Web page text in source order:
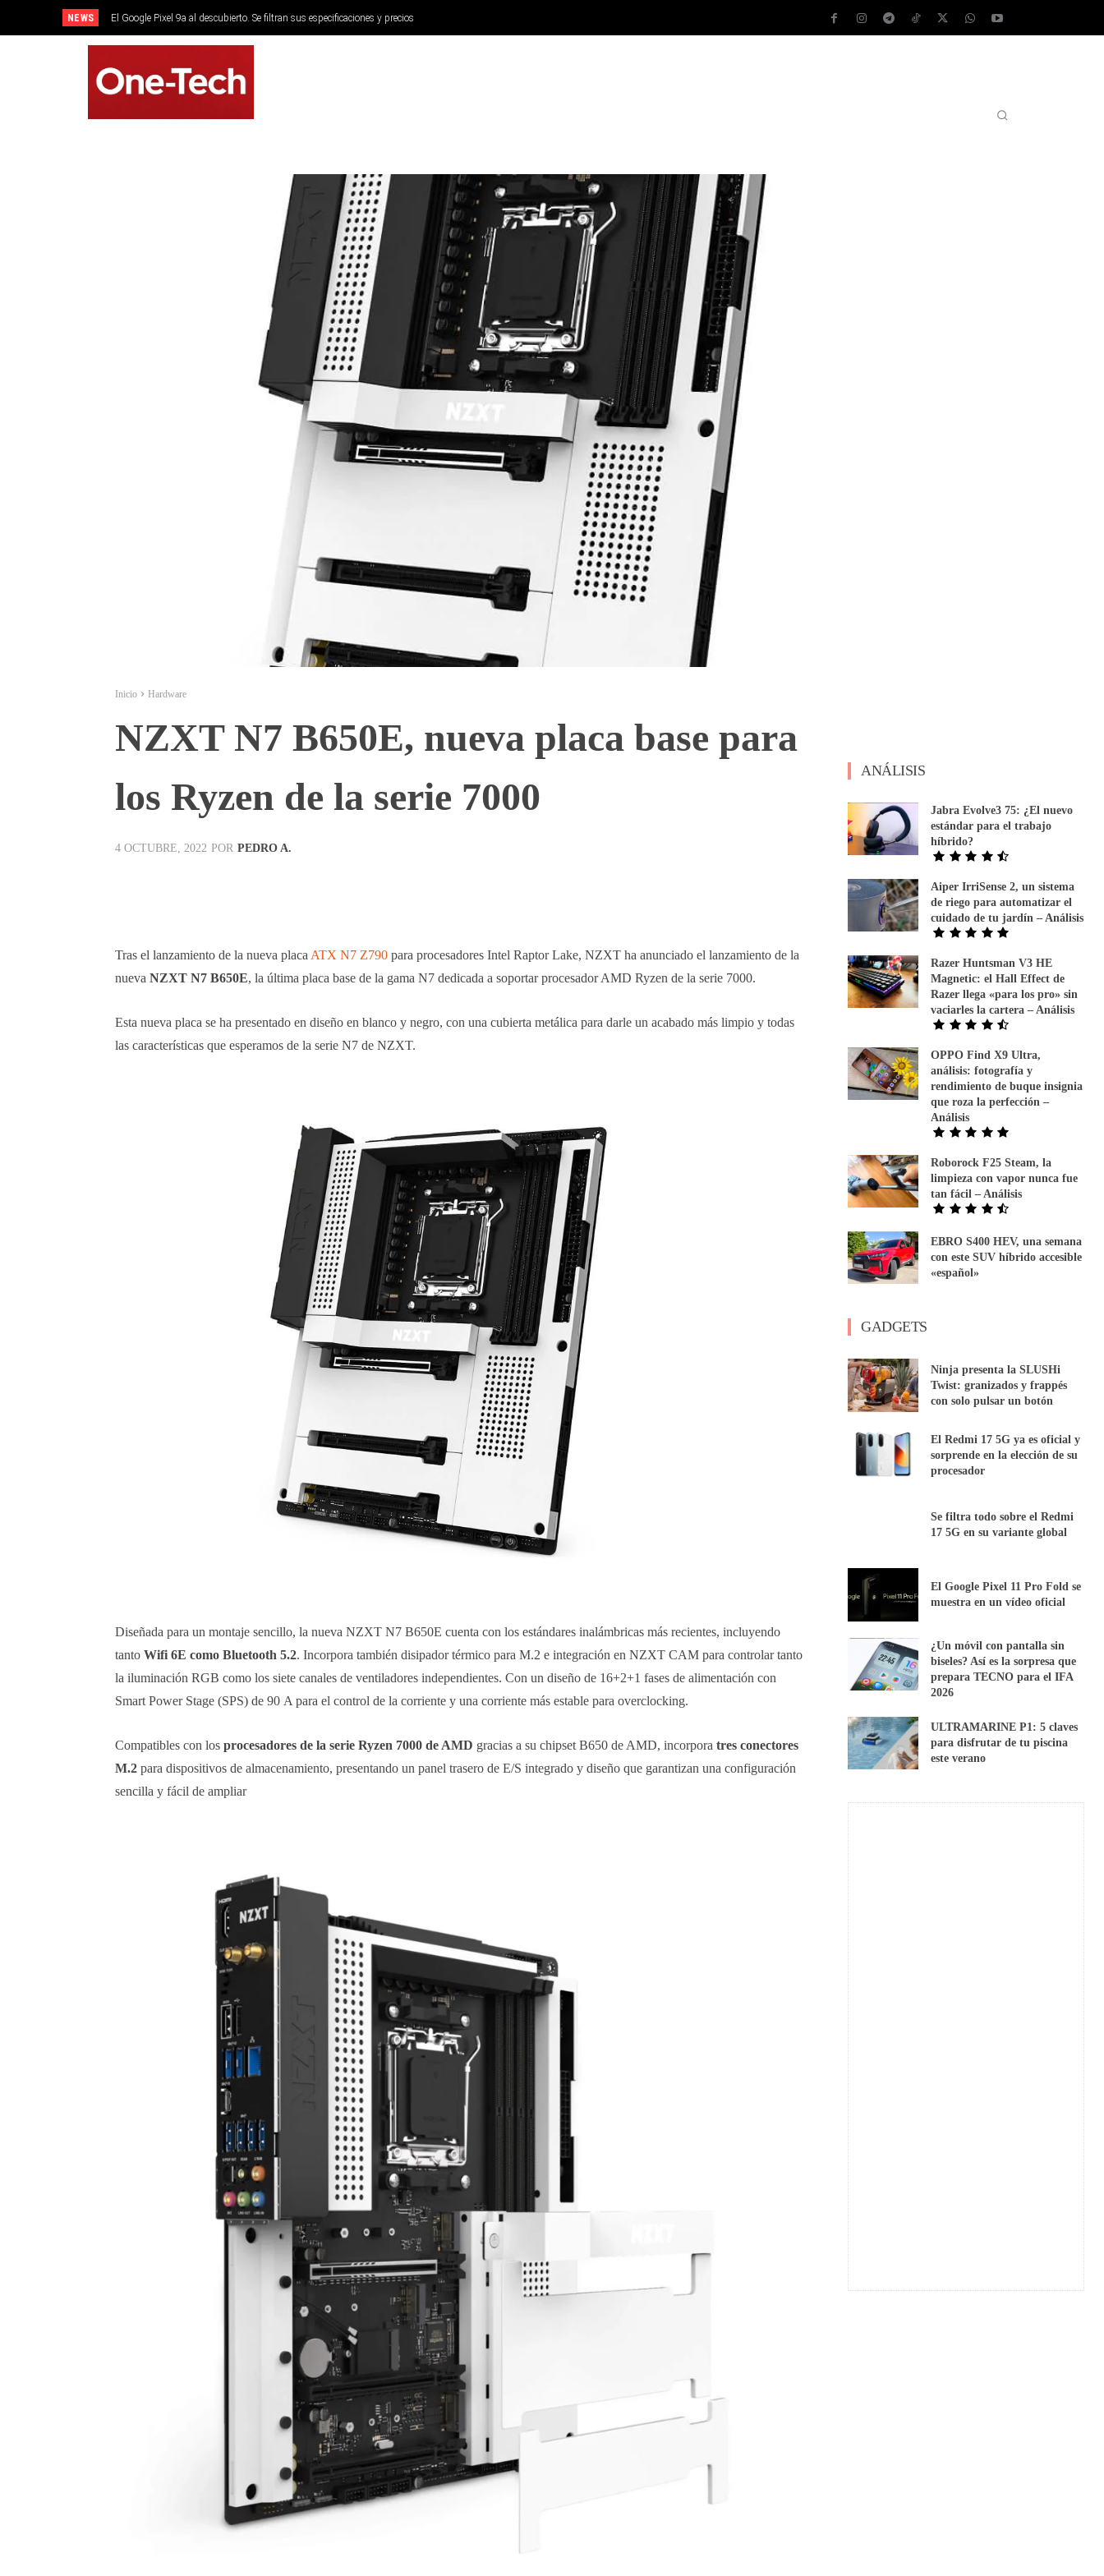
NEWS El Google Pixel 9a al descubierto. Se filtran sus especificaciones y precios
Inicio Hardware
NZXT N7 B650E, nueva placa base para
los Ryzen de la serie 7000
4 OCTUBRE, 2022 POR PEDRO A.
Tras el lanzamiento de la nueva placa ATX N7 Z790 para procesadores Intel Raptor Lake, NZXT ha anunciado el lanzamiento de la
nueva NZXT N7 B650E, la última placa base de la gama N7 dedicada a soportar procesador AMD Ryzen de la serie 7000.
Esta nueva placa se ha presentado en diseño en blanco y negro, con una cubierta metálica para darle un acabado más limpio y todas
las características que esperamos de la serie N7 de NZXT.
Diseñada para un montaje sencillo, la nueva NZXT N7 B650E cuenta con los estándares inalámbricas más recientes, incluyendo
tanto Wifi 6E como Bluetooth 5.2. Incorpora también disipador térmico para M.2 e integración en NZXT CAM para controlar tanto
la iluminación RGB como los siete canales de ventiladores independientes. Con un diseño de 16+2+1 fases de alimentación con
Smart Power Stage (SPS) de 90 A para el control de la corriente y una corriente más estable para overclocking.
Compatibles con los procesadores de la serie Ryzen 7000 de AMD gracias a su chipset B650 de AMD, incorpora tres conectores
M.2 para dispositivos de almacenamiento, presentando un panel trasero de E/S integrado y diseño que garantizan una configuración
sencilla y fácil de ampliar
ANÁLISIS
Jabra Evolve3 75: ¿El nuevo
estándar para el trabajo
híbrido?
Aiper IrriSense 2, un sistema
de riego para automatizar el
cuidado de tu jardín – Análisis
Razer Huntsman V3 HE
Magnetic: el Hall Effect de
Razer llega «para los pro» sin
vaciarles la cartera – Análisis
OPPO Find X9 Ultra,
análisis: fotografía y
rendimiento de buque insignia
que roza la perfección –
Análisis
Roborock F25 Steam, la
limpieza con vapor nunca fue
tan fácil – Análisis
EBRO S400 HEV, una semana
con este SUV híbrido accesible
«español»
GADGETS
Ninja presenta la SLUSHi
Twist: granizados y frappés
con solo pulsar un botón
El Redmi 17 5G ya es oficial y
sorprende en la elección de su
procesador
Se filtra todo sobre el Redmi
17 5G en su variante global
El Google Pixel 11 Pro Fold se
muestra en un vídeo oficial
¿Un móvil con pantalla sin
biseles? Así es la sorpresa que
prepara TECNO para el IFA
2026
ULTRAMARINE P1: 5 claves
para disfrutar de tu piscina
este verano